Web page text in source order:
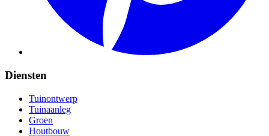
Diensten
Tuinontwerp
Tuinaanleg
Groen
Houtbouw